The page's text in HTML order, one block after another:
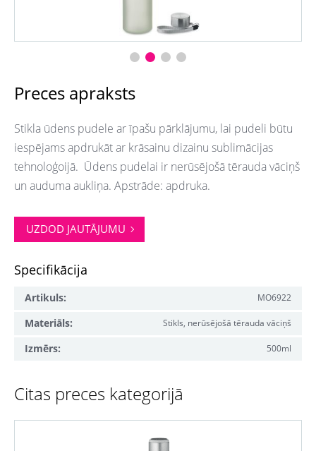
Preces apraksts
Stikla ūdens pudele ar īpašu pārklājumu, lai pudeli būtu
iespējams apdrukāt ar krāsainu dizainu sublimācijas
tehnoloģoijā. Ūdens pudelai ir nerūsējošā tērauda vāciņš
un auduma aukliņa. Apstrāde: apdruka.
UZDOD JAUTĀJUMU
Specifikācija
Artikuls: MO6922
Materiāls: Stikls, nerūsējošā tērauda vāciņš
Izmērs: 500ml
Citas preces kategorijā